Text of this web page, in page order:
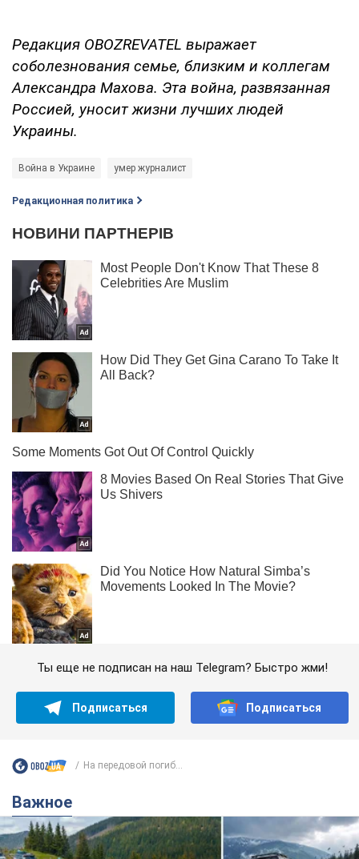
Редакция OBOZREVATEL выражает
соболезнования семье, близким и коллегам
Александра Махова. Эта война, развязанная
Россией, уносит жизни лучших людей
Украины.
Война в Украине умер журналист
Редакционная политика
Ты еще не подписан на наш Telegram? Быстро жми!
Подписаться Подписаться
На передовой погиб...
Важное